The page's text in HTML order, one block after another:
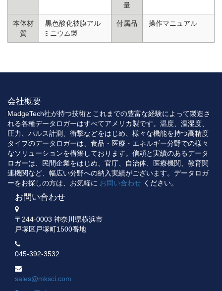
量
本体材
質
黒色酸化被膜アル
ミニウム製
付属品 操作マニュアル
会社概要
MadgeTech社が持つ技術とこれまでの豊富な経験によって製造さ
れる各種データロガーはすべてアメリカ製です。温度、温湿度、
圧力、パルス計測、衝撃などをはじめ、様々な機能を持つ高精度
タイプのデータロガーは、食品・医療・エネルギー分野での様々
なソリューションを構築しております。信頼と実績のあるデータ
ロガーは、民間企業をはじめ、官庁、自治体、医療機関、教育関
連機関など、幅広い分野への納入実績がございます。データロガ
ーをお探しの方は、お気軽に お問い合わせ ください。
お問い合わせ
〒244-0003 神奈川県横浜市
戸塚区戸塚町1500番地
045-392-3532
sales@mksci.com